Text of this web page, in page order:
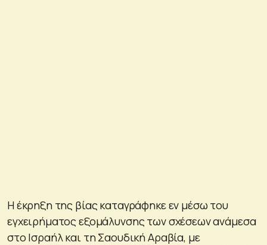
Η έκρηξη της βίας καταγράφηκε εν μέσω του
εγχειρήματος εξομάλυνσης των σχέσεων ανάμεσα
στο Ισραήλ και τη Σαουδική Αραβία, με